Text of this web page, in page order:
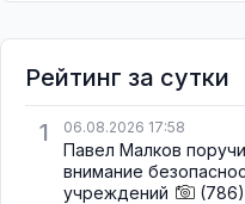
Рейтинг за сутки
1
06.08.2026 17:58
Павел Малков
внимание
учреждений
(786)